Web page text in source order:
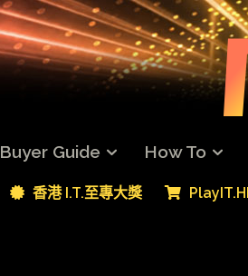
Buyer Guide How To
香港 I.T.至專大獎